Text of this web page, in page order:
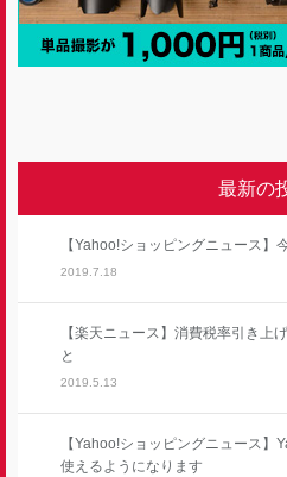
最新の
【Yahoo!ショッピングニュース】
2019.7.18
【楽天ニュース】消費税率引き上
と
2019.5.13
【Yahoo!ショッピングニュース
使えるようになります